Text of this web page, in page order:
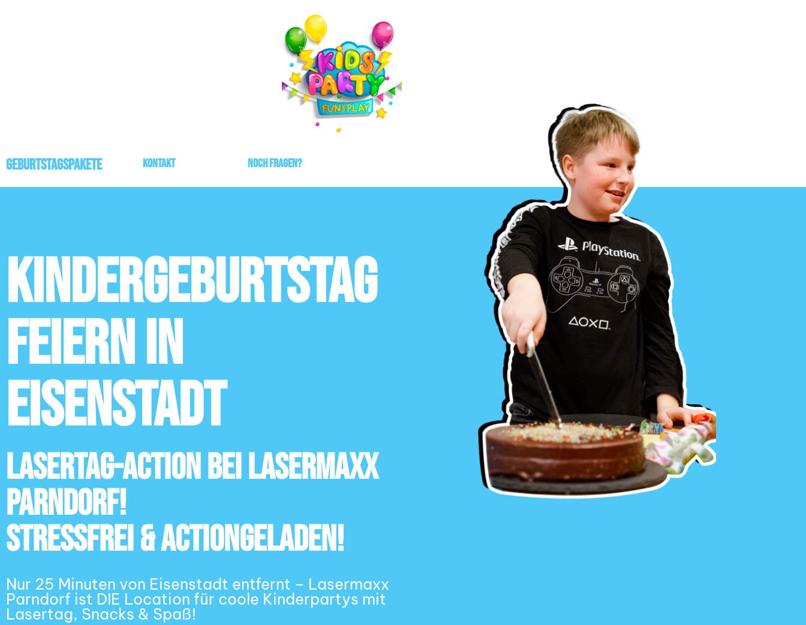
Geburtstagspakete Kontakt noch fragen?
Kindergeburtstag
feiern in
Eisenstadt
Lasertag-Action bei Lasermaxx
Parndorf!
Stressfrei & Actiongeladen!
Nur 25 Minuten von Eisenstadt entfernt – Lasermaxx
Parndorf ist DIE Location für coole Kinderpartys mit
Lasertag, Snacks & Spaß!